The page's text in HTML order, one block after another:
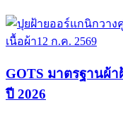
เนื้อผ้า12 ก.ค. 2569
GOTS มาตรฐานผ้
ปี 2026